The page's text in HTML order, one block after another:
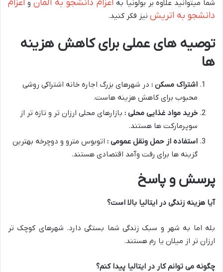
شما میتوانید علاوه بر بولونیا به اعزام دانشجو به آلمان و اعزام
دانشجو به اتریش نیز فکر کنید.
توصیه های عملی برای کاهش هزینه
ها
اشتراک مسکن : در شهرهای بزرگ اجاره خانه اشتراکی روشی
محبوب برای کاهش هزینه هاست.
خرید مواد غذایی محلی : بازارهای محلی ارزان تر و تازه تر از
سوپرمارکت ها هستند.
استفاده از حمل ونقل عمومی : اتوبوس مترو و دوچرخه بهترین
گزینه ها برای رفت وآمد اقتصادی هستند.
پرسش و پاسخ
آیا هزینه زندگی در ایتالیا بالا است؟
بله اما به شهر و سبک زندگی شما بستگی دارد. شهرهای کوچک تر
ارزان تر از میلان یا رم هستند.
چگونه می توانم کار در ایتالیا پیدا کنم؟